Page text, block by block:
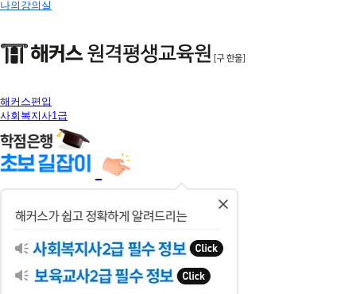
나의강의실
해커스편입
사회복지사1급